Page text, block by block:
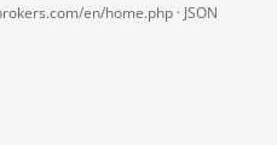
en/home.php · JSON